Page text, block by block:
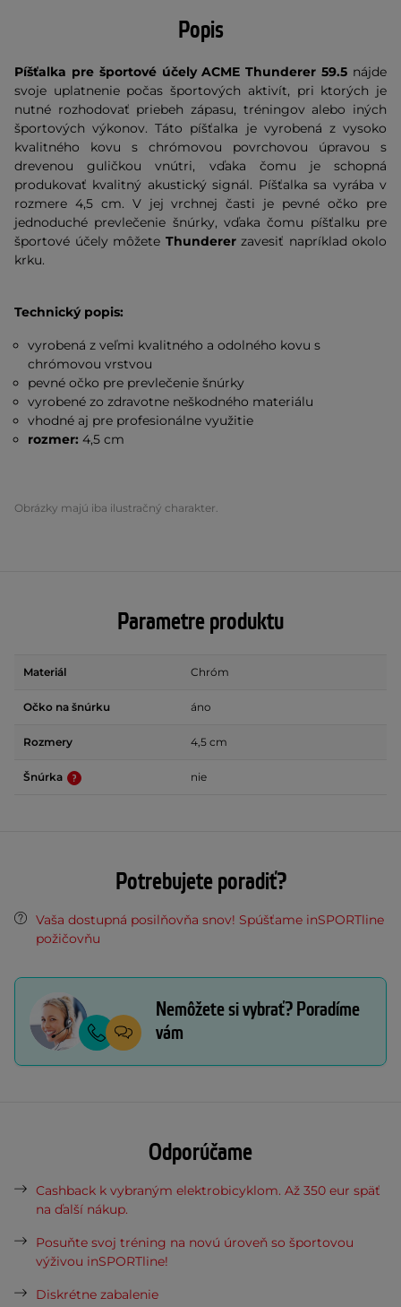
Popis
Píšťalka pre športové účely ACME Thunderer 59.5 nájde
svoje uplatnenie počas športových aktivít, pri ktorých je
nutné rozhodovať priebeh zápasu, tréningov alebo iných
športových výkonov. Táto píšťalka je vyrobená z vysoko
kvalitného kovu s chrómovou povrchovou úpravou s
drevenou guličkou vnútri, vďaka čomu je schopná
produkovať kvalitný akustický signál. Píšťalka sa vyrába v
rozmere 4,5 cm. V jej vrchnej časti je pevné očko pre
jednoduché prevlečenie šnúrky, vďaka čomu píšťalku pre
športové účely môžete Thundererzavesiť napríklad okolo
krku.
Technický popis:
vyrobená z veľmi kvalitného a odolného kovu s
chrómovou vrstvou
pevné očko pre prevlečenie šnúrky
vyrobené zo zdravotne neškodného materiálu
vhodné aj pre profesionálne využitie
rozmer: 4,5 cm
Obrázky majú iba ilustračný charakter.
Parametre produktu
Materiál Chróm
Očko na šnúrku áno
Rozmery 4,5 cm
Šnúrka nie
Potrebujete poradiť?
Vaša dostupná posilňovňa snov! Spúšťame inSPORTline
požičovňu
Nemôžete si vybrať? Poradíme
vám
Odporúčame
Cashback k vybraným elektrobicyklom. Až 350 eur späť
na ďalší nákup.
Posuňte svoj tréning na novú úroveň so športovou
výživou inSPORTline!
Diskrétne zabalenie